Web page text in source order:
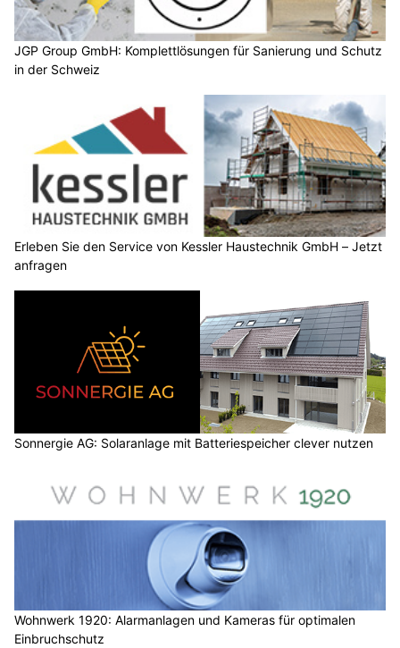
JGP Group GmbH: Komplettlösungen für Sanierung und Schutz
in der Schweiz
Erleben Sie den Service von Kessler Haustechnik GmbH – Jetzt
anfragen
Sonnergie AG: Solaranlage mit Batteriespeicher clever nutzen
Wohnwerk 1920: Alarmanlagen und Kameras für optimalen
Einbruchschutz